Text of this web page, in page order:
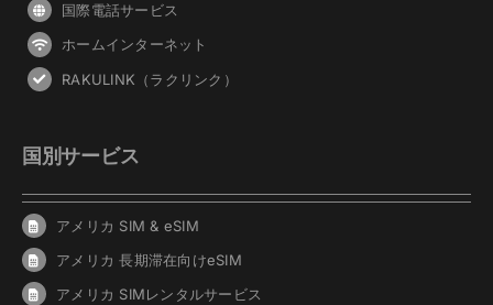
国際電話サービス
ホームインターネット
RAKULINK（ラクリンク）
国別サービス
アメリカ SIM & eSIM
アメリカ 長期滞在向けeSIM
アメリカ SIMレンタルサービス